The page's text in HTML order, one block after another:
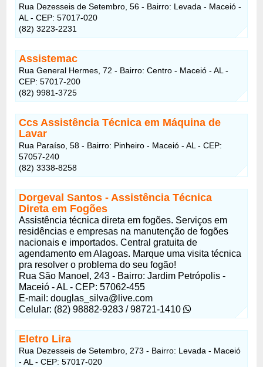
Rua Dezesseis de Setembro, 56 - Bairro: Levada - Maceió -
AL - CEP: 57017-020
(82) 3223-2231
Assistemac
Rua General Hermes, 72 - Bairro: Centro - Maceió - AL -
CEP: 57017-200
(82) 9981-3725
Ccs Assistência Técnica em Máquina de
Lavar
Rua Paraíso, 58 - Bairro: Pinheiro - Maceió - AL - CEP:
57057-240
(82) 3338-8258
Dorgeval Santos - Assistência Técnica
Direta em Fogões
Assistência técnica direta em fogões. Serviços em
residências e empresas na manutenção de fogões
nacionais e importados. Central gratuita de
agendamento em Alagoas. Marque uma visita técnica
pra resolver o problema do seu fogão!
Rua São Manoel, 243 - Bairro: Jardim Petrópolis -
Maceió - AL - CEP: 57062-455
E-mail:douglas_silva@live.com
Celular: (82) 98882-9283 / 98721-1410
Eletro Lira
Rua Dezesseis de Setembro, 273 - Bairro: Levada - Maceió
- AL - CEP: 57017-020